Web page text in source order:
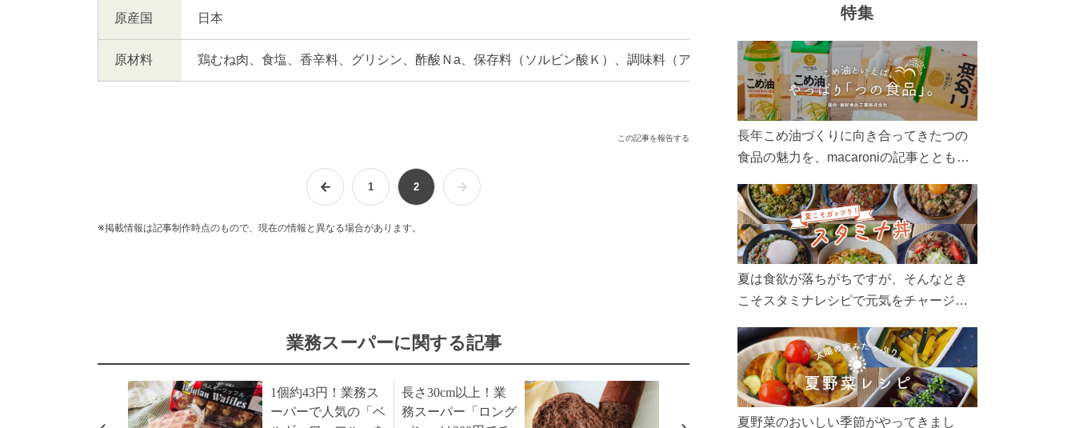
原産国 日本
原材料 鶏むね肉、食塩、香辛料、グリシン、酢酸Ｎa、保存料（ソルビン酸Ｋ）、調味料（アミノ酸等）、酸化防止剤（Ｖ.Ｃ）、発色剤（亜硝酸Ｎa）（原材
この記事を報告する
1 2
※掲載情報は記事制作時点のもので、現在の情報と異なる場合があります。
業務スーパーに関する記事
1個約43円！業務ス
ーパーで人気の「ベ
長さ30cm以上！業
務スーパー「ロング
特集
長年こめ油づくりに向き合ってきたつの
食品の魅力を、macaroniの記事とともに
ん、製造現場や品質へのこだわりまで。
こめ油をもっと好きになるコンテンツを
ぜひお楽しみください。
夏は食欲が落ちがちですが、そんなとき
こそスタミナレシピで元気をチャージ！
リ食べて、夏バテを吹き飛ばしましょ
う！
夏野菜のおいしい季節がやってきまし